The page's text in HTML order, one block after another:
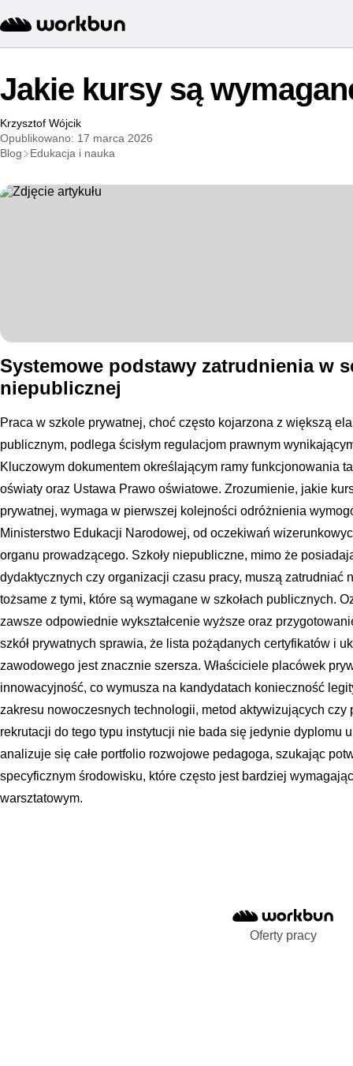
Jakie kursy są
Krzysztof Wójcik
Opublikowano: 17 marca 2026
Blog
Edukacja i nauka
Systemowe podstawy zatrudnienia w
niepublicznej
Praca w szkole prywatnej, choć często kojarzona z większą
publicznym, podlega ścisłym regulacjom prawnym
Kluczowym dokumentem określającym ramy funkcjonowania
oświaty oraz Ustawa Prawo oświatowe. Zrozumienie, jakie
prywatnej, wymaga w pierwszej kolejności odróżnienia
Ministerstwo Edukacji Narodowej, od oczekiwań
organu prowadzącego. Szkoły niepubliczne, mimo że
dydaktycznych czy organizacji czasu pracy, muszą
tożsame z tymi, które są wymagane w szkołach publicznych.
zawsze odpowiednie wykształcenie wyższe oraz
szkół prywatnych sprawia, że lista pożądanych certyfikatów i
zawodowego jest znacznie szersza. Właściciele placówek
innowacyjność, co wymusza na kandydatach konieczność
zakresu nowoczesnych technologii, metod aktywizujących
rekrutacji do tego typu instytucji nie bada się jedynie dyplomu
analizuje się całe portfolio rozwojowe pedagoga, szukając
specyficznym środowisku, które często jest bardziej
warsztatowym.
Oferty pracy